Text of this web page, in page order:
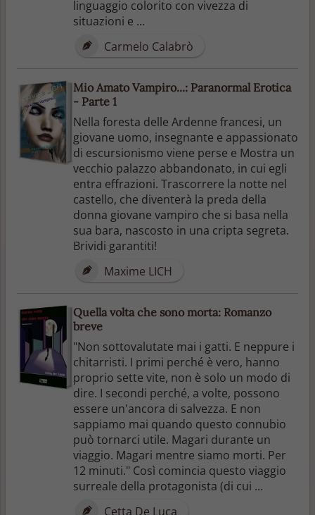
linguaggio colorito con vivezza di
situazioni e ...
Carmelo Calabrò
Mio Amato Vampiro...: Paranormal Erotica
- Parte 1
Nella foresta delle Ardenne francesi, un
giovane uomo, insegnante e appassionato
di escursionismo viene perse e Mostra un
vecchio palazzo abbandonato, in cui egli
entra effrazioni. Trascorrere la notte nel
castello, che diventerà la preda della
donna giovane vampiro che si basa nella
sua bara, nascosto in una cripta segreta.
Brividi garantiti!
Maxime LICH
Quella volta che sono morta: Romanzo
breve
"Non sottovalutate mai i gatti. E neppure i
chitarristi. I primi perché è vero, hanno
proprio sette vite, non è solo un modo di
dire. I secondi perché, a volte, possono
essere un'ancora di salvezza. E non
sappiamo mai quando questo connubio
può tornarci utile. Magari durante un
viaggio. Magari mentre siamo morti. Per
12 minuti." Così comincia questo viaggio
surreale della protagonista (di cui ...
Cetta De Luca